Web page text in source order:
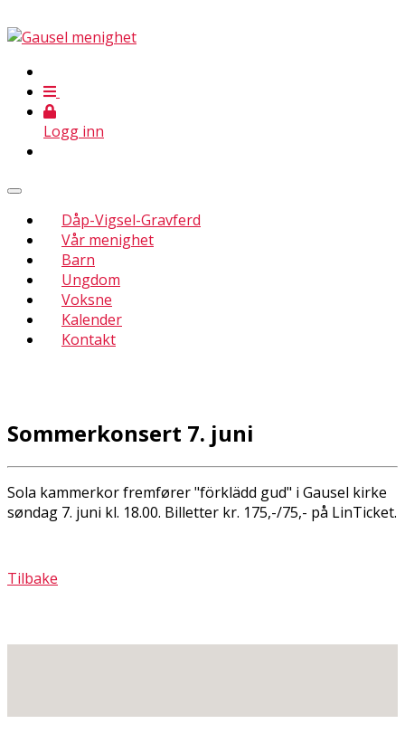
Logg inn
Dåp-Vigsel-Gravferd
Vår menighet
Barn
Ungdom
Voksne
Kalender
Kontakt
Sommerkonsert 7. juni
Sola kammerkor fremfører "förklädd gud" i Gausel kirke
søndag 7. juni kl. 18.00. Billetter kr. 175,-/75,- på LinTicket.
Tilbake